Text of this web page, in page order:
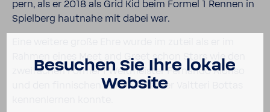
pern, als er 2018 als Grid Kid beim Formel 1 Rennen in
Spiel­berg haut­nahe mit dabei war.
Rahmen eines Meet and Greet schon Stars wie den
zwei­fa­chen Formel 1 Welt­meister Fernando Alonso
und den finni­schen Formel 1 Fahrer Valt­teri Bottas
Besu­chen Sie Ihre lokale
Website